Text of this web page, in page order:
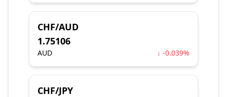
CHF/AUD
1.75106
AUD ↓ -0.039%
CHF/JPY